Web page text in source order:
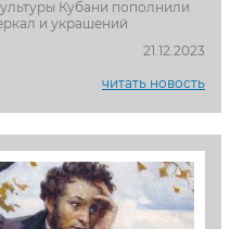
Кубани пополнили
и украшений
21.12.2023
читать новость